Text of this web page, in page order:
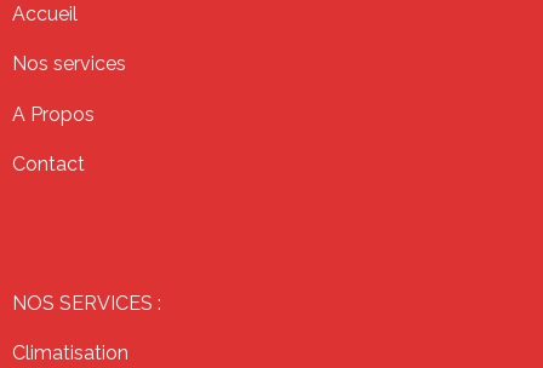
Accueil
Nos services
A Propos
Contact
NOS SERVICES :
Climatisation